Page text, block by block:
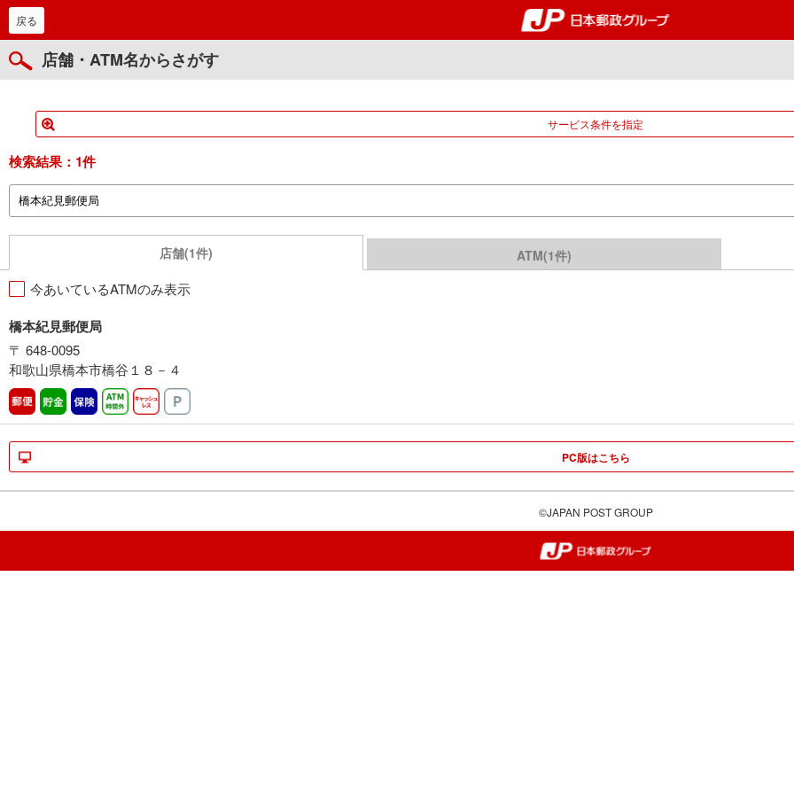
郵便局・日本郵政グループ
戻る
店舗・ATM名からさがす
サービス条件を指定
検索結果： 1件
店舗(1件) ATM(1件)
今あいているATMのみ表示
橋本紀見郵便局
〒 648-0095
和歌山県橋本市橋谷１８－４
郵便 貯金 保険 ATM時間外キャッシュレス
PC版はこちら
©JAPAN POST GROUP